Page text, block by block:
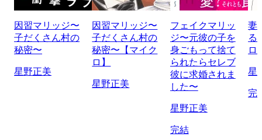
因習マリッジ〜
子だくさん村の
秘密〜
星野正美
因習マリッジ〜
子だくさん村の
秘密〜【マイク
ロ】
星野正美
フェイクマリッ
ジ〜元彼の子を
身ごもって捨て
られたらセレブ
彼に求婚されま
した〜
星野正美
完結
妻
る
ロ
星
完